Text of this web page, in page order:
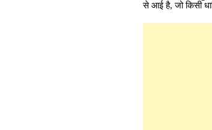
से आई है, जो किसी